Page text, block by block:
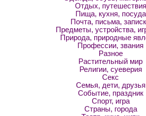
Отдых, путешествия
Пища, кухня, посуда
Почта, письма,
Предметы, устройства,
Природа, природные
Профессии, звания
Разное
Растительный мир
Религии, суеверия
Секс
Семья, дети, друзья
Событие, праздник
Спорт, игра
Страны, города